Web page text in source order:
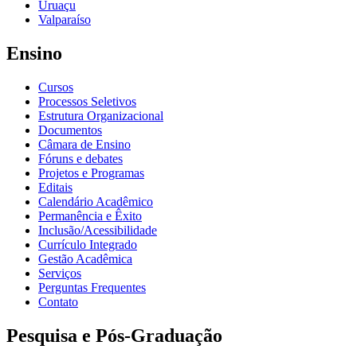
Uruaçu
Valparaíso
Ensino
Cursos
Processos Seletivos
Estrutura Organizacional
Documentos
Câmara de Ensino
Fóruns e debates
Projetos e Programas
Editais
Calendário Acadêmico
Permanência e Êxito
Inclusão/Acessibilidade
Currículo Integrado
Gestão Acadêmica
Serviços
Perguntas Frequentes
Contato
Pesquisa e Pós-Graduação